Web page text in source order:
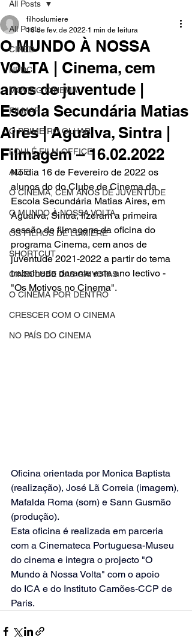
All Posts
CINED
NPDC
MOVING CINEMA
FILMAR
O PRIMEIRO OLHAR
LOULÉ FILM OFFICE
ALTE
O CINEMA, CEM ANOS DE JUVENTUDE
O MUNDO À NOSSA VOLTA
OS FILHOS DE LUMIÈRE
SHORTCUT
CINECLUBE DAS GAIVOTAS
O CINEMA POR DENTRO
CRESCER COM O CINEMA
NO PAÍS DO CINEMA
All Posts
O MUNDO À NOSSA
VOLTA | Cinema, cem
anos de juventude |
Escola Secundária Matias
Aires | Agualva, Sintra |
Filmagem – 16.02.2022
filhoslumiere
16 de fev. de 2022 1 min de leitura
No dia 16 de Fevereiro de 2022 os
alunos do do Clube de Cinema da
Escola Secundária Matias Aires, em
Agualva, Sintra, fizeram a primeira
sessão de filmagens da oficina do
programa Cinema, cem anos de
juventude 2021-2022 a partir do tema
trabalhado durante este ano lectivo -
"Os Motivos no Cinema".
Oficina orientada por Monica Baptista
(realização), José Lã Correia (imagem),
Mafalda Roma (som) e Sann Gusmão
(produção).
Esta oficina é realizada em parceria
com a Cinemateca Portuguesa-Museu
do cinema e integra o projecto "O
Mundo à Nossa Volta" com o apoio
do ICA e do Instituto Camões-CCP de
Paris.